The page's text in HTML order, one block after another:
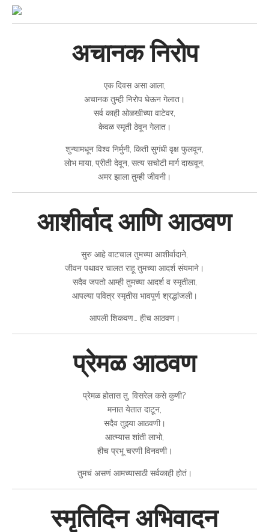
अचानक निरोप
एक दिवस असा आला,
अचानक तुम्ही निरोप घेऊन गेलात।
सर्व काही ओळखीच्या वाटेवर,
केवळ स्मृती ठेवून गेलात।
शुन्यामधून विश्व निर्मुनी, किती सुगंधी वृक्ष फुलवून,
लोभ माया, प्रीती देवून, सत्य सचोटी मार्ग दाखवून,
अमर झाला तुम्ही जीवनी।
आशीर्वाद आणि आठवण
सुरु आहे वाटचाल तुमच्या आशीर्वादाने,
जीवन पथावर चालत राहू तुमच्या आदर्श संयमाने।
सदैव जपतो आम्ही तुमच्या आदर्श व स्मृतीला,
आपल्या पवित्र स्मृतीस भावपूर्ण श्रद्धांजली।
आपली शिकवण… हीच आठवण।
प्रेमळ आठवण
प्रेमळ होतास तु, विसरेल कसे कुणी?
मनात येतात दाटून,
सदैव तुझ्या आठवणी।
आत्म्यास शांती लाभो,
हीच प्रभू चरणी विनवणी।
तुमचं असणं आमच्यासाठी सर्वकाही होतं।
स्मृतिदिन अभिवादन